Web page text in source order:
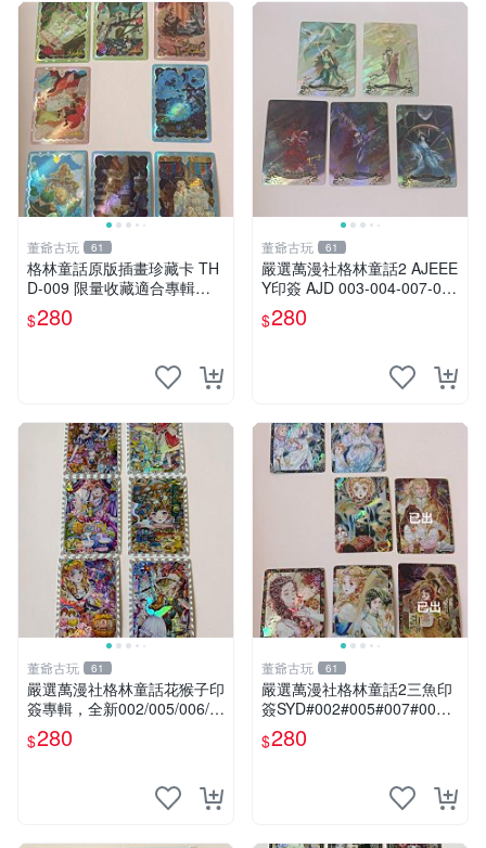
董爺古玩 61
格林童話原版插畫珍藏卡 TH
D-009 限量收藏適合專輯套
購 格林童話 Kunatata 印簽卡
片 特色手繪插畫 獨家收藏 T
$280
董爺古玩 61
嚴選萬漫社格林童話2 AJEEE
Y印簽 AJD 003-004-007-009
精美收藏張 格林童話 印簽 收
藏品
$280
董爺古玩 61
嚴選萬漫社格林童話花猴子印
簽專輯，全新002/005/006/0
07/009張收藏品，限量販
賣。 花猴子 印簽 收藏
$280
董爺古玩 61
嚴選萬漫社格林童話2三魚印
簽SYD#002#005#007#00
8，珍藏版畫作，無凡瑕疵限
量套組 格林童話 三魚印簽 貼
$280